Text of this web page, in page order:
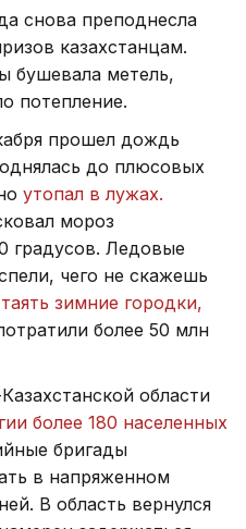
снова преподнесла
казахстанцам.
бушевала метель,
потепление.
прошел дождь
до плюсовых
утопал в лужах.
мороз
градусов. Ледовые
чего не скажешь
зимние городки,
более 50 млн
области
более 180 населенных
бригады
в напряженном
В область вернулся